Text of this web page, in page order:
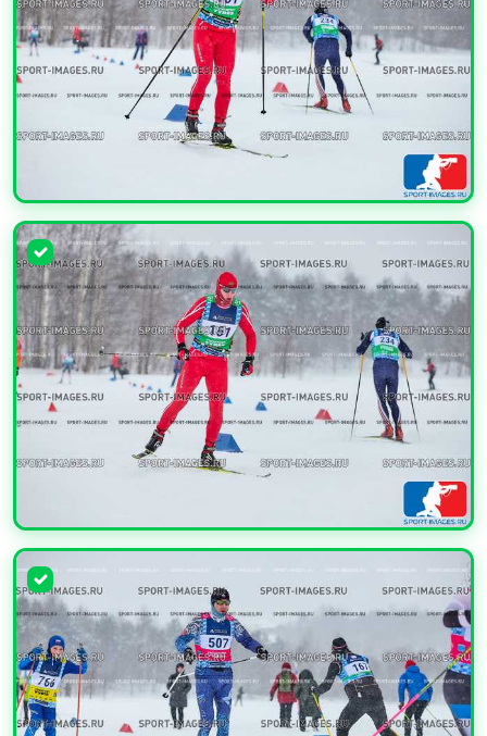
УВЕЛИЧИТЬ
УВЕЛИЧИТЬ